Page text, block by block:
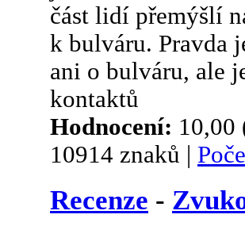
část lidí přemýšlí
k bulváru. Pravda
ani o bulváru, ale
kontaktů
Hodnocení: 10,00
10914 znaků |
Recenze -